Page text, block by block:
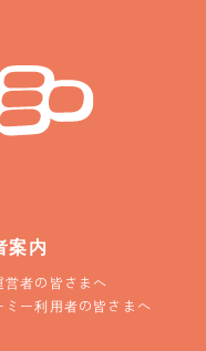
案内
営者の皆さまへ
ミー利用者の皆さまへ